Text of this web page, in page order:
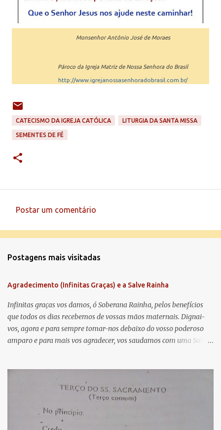
Monsenhor Antônio José de Moraes
Pároco da Igreja Matriz de Nossa Senhora do Brasil
http://www.igrejanossasenhoradobrasil.com.br/
CATECISMO DA IGREJA CATÓLICA LITURGIA DA SANTA MISSA
SEMENTES DE FÉ
e
t
á
r
i
o
Postar um comentário
Postagens mais visitadas
Agradecimento (Infinitas Graças) e a Salve Rainha
Infinitas graças vos damos, ó Soberana Rainha, pelos benefícios
que todos os dias recebemos de vossas mãos maternais. Dignai-
vos, agora e para sempre tomar-nos debaixo do vosso poderoso
amparo e para mais vos agradecer, vos saudamos com uma Salve
lágrimas. Eia, pois, Advogada nossa, estes vossos olhos
misericordiosos a nós volvei, e depois deste desterro, mostrai-nos
Jesus. Bendito é o fruto do vosso ventre, ó clemente, ó piedosa, ó
doce e sempre Virgem Maria. Rogai por nós Santa Mãe de Deus.